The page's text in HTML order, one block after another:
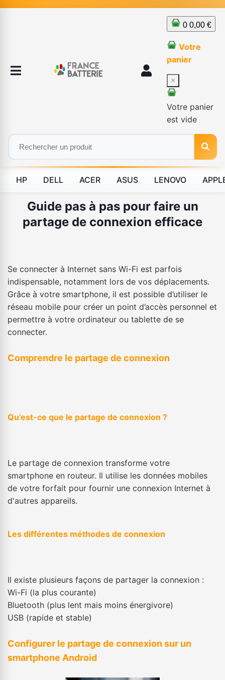
0 0,00 €
Votre
panier
×
Votre panier
est vide
HP DELL ACER ASUS LENOVO
Guide pas à pas pour faire un
partage de connexion efficace
Se connecter à Internet sans Wi-Fi est parfois
indispensable, notamment lors de vos déplacements.
Grâce à votre smartphone, il est possible d’utiliser le
réseau mobile pour créer un point d’accès personnel et
permettre à votre ordinateur ou tablette de se
connecter.
Comprendre le partage de connexion
Qu’est-ce que le partage de connexion ?
Le partage de connexion transforme votre
smartphone en routeur. Il utilise les données mobiles
de votre forfait pour fournir une connexion Internet à
d'autres appareils.
Les différentes méthodes de connexion
Il existe plusieurs façons de partager la connexion :
Wi-Fi (la plus courante)
Bluetooth (plus lent mais moins énergivore)
USB (rapide et stable)
Configurer le partage de connexion sur un
smartphone Android